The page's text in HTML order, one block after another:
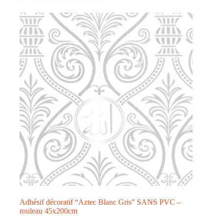
variations.
Les
options
peuvent
être
choisies
sur
la
page
du
produit
Adhésif décoratif “Aztec Blanc Gris” SANS PVC –
rouleau 45x200cm